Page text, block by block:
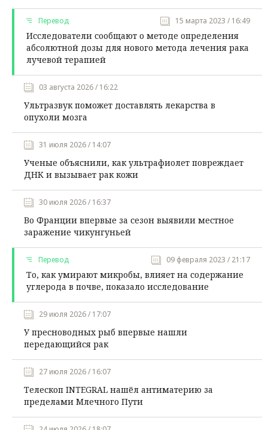
Перевод 15 марта 2023 / 16:49
Исследователи сообщают о методе определения
абсолютной дозы для нового метода лечения рака
лучевой терапией
03 августа 2026 / 16:22
Ультразвук поможет доставлять лекарства в
опухоли мозга
31 июля 2026 / 14:07
Ученые объяснили, как ультрафиолет повреждает
ДНК и вызывает рак кожи
30 июля 2026 / 16:37
Во Франции впервые за сезон выявили местное
заражение чикунгуньей
Перевод 09 февраля 2023 / 21:17
То, как умирают микробы, влияет на содержание
углерода в почве, показало исследование
29 июля 2026 / 17:07
У пресноводных рыб впервые нашли
передающийся рак
27 июля 2026 / 16:07
Телескоп INTEGRAL нашёл антиматерию за
пределами Млечного Пути